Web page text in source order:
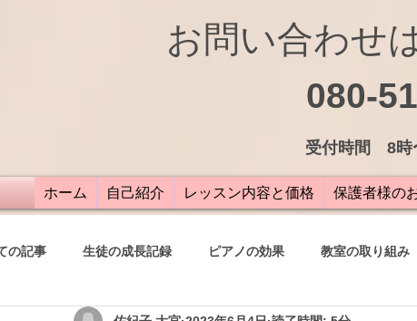
お問い合わせ
080-
受付時間 8時
ホーム 自己紹介 レッスン内容と価格 保護者様の
の記事 生徒の成長記録 ピアノの効果 教室の取り組み